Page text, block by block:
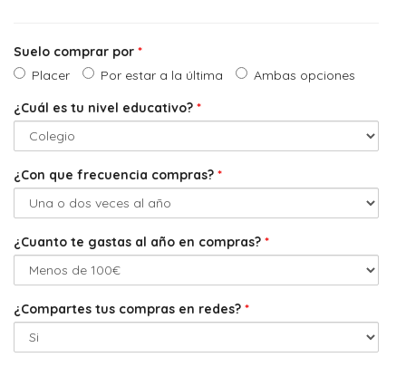
Suelo comprar por *
Placer
Por estar a la última
Ambas opciones
¿Cuál es tu nivel educativo? *
¿Con que frecuencia compras? *
¿Cuanto te gastas al año en compras? *
¿Compartes tus compras en redes? *